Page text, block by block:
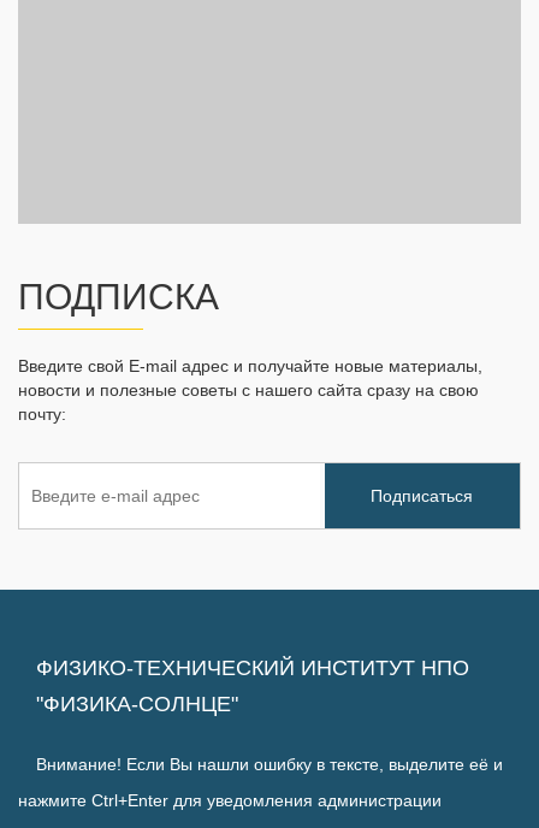
ПОДПИСКА
Введите свой E-mail адрес и получайте новые материалы,
новости и полезные советы с нашего сайта сразу на свою
почту:
ФИЗИКО-ТЕХНИЧЕСКИЙ ИНСТИТУТ НПО
"ФИЗИКА-СОЛНЦЕ"
Внимание! Если Вы нашли ошибку в тексте, выделите её и
нажмите Ctrl+Enter для уведомления администрации